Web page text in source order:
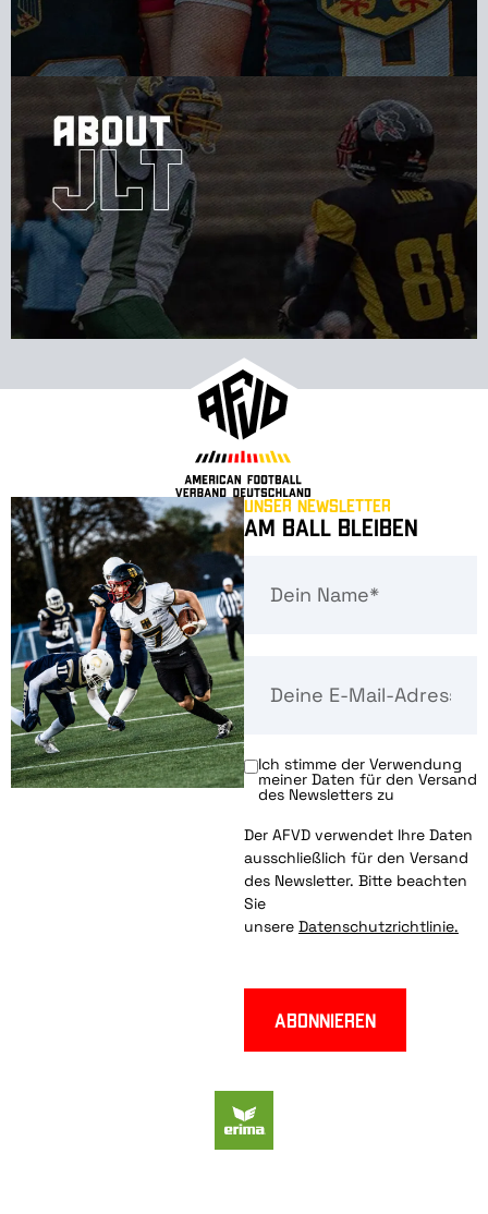
Unser Newsletter
Am Ball bleiben
Ich stimme der Verwendung
meiner Daten für den Versand
des Newsletters zu
Der AFVD verwendet Ihre Daten
ausschließlich für den Versand
des Newsletter. Bitte beachten
Sie
unsere Datenschutzrichtlinie.
Abonnieren